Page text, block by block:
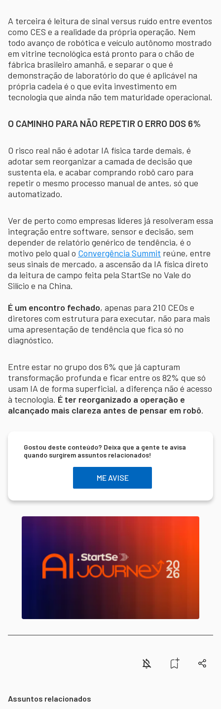
A terceira é leitura de sinal versus ruído entre eventos
como CES e a realidade da própria operação. Nem
todo avanço de robótica e veículo autônomo mostrado
em vitrine tecnológica está pronto para o chão de
fábrica brasileiro amanhã, e separar o que é
demonstração de laboratório do que é aplicável na
própria cadeia é o que evita investimento em
tecnologia que ainda não tem maturidade operacional.
O CAMINHO PARA NÃO REPETIR O ERRO DOS 6%
O risco real não é adotar IA física tarde demais, é
adotar sem reorganizar a camada de decisão que
sustenta ela, e acabar comprando robô caro para
repetir o mesmo processo manual de antes, só que
automatizado.
Ver de perto como empresas líderes já resolveram essa
integração entre software, sensor e decisão, sem
depender de relatório genérico de tendência, é o
motivo pelo qual o Convergência Summit reúne, entre
seus sinais de mercado, a ascensão da IA física direto
da leitura de campo feita pela StartSe no Vale do
Silício e na China.
É um encontro fechado, apenas para 210 CEOs e
diretores com estrutura para executar, não para mais
uma apresentação de tendência que fica só no
diagnóstico.
Entre estar no grupo dos 6% que já capturam
transformação profunda e ficar entre os 82% que só
usam IA de forma superficial, a diferença não é acesso
à tecnologia. É ter reorganizado a operação e
alcançado mais clareza antes de pensar em robô.
Gostou deste conteúdo? Deixa que a gente te avisa
quando surgirem assuntos relacionados!
ME AVISE
Assuntos relacionados